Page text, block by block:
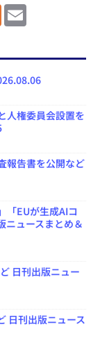
F
e
l
人権委員会設置を
報告書を公開など
「EUが生成AIコ
ニュースまとめ＆
日刊出版ニュー
日刊出版ニュース